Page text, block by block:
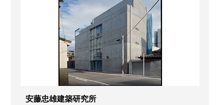
安藤忠雄建築研究所